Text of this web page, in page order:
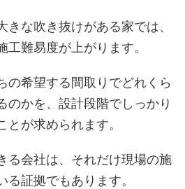
な吹き抜けがある家では、
工難易度が上がります。
の希望する間取りでどれくら
のかを、設計段階でしっかり
とが求められます。
る会社は、それだけ現場の施
証拠でもあります。